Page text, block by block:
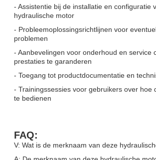
- Assistentie bij de installatie en configuratie
hydraulische motor
- Probleemoplossingsrichtlijnen voor
problemen
- Aanbevelingen voor onderhoud en service
prestaties te garanderen
- Toegang tot productdocumentatie en
- Trainingssessies voor gebruikers over hoe
te bedienen
FAQ:
V: Wat is de merknaam van deze